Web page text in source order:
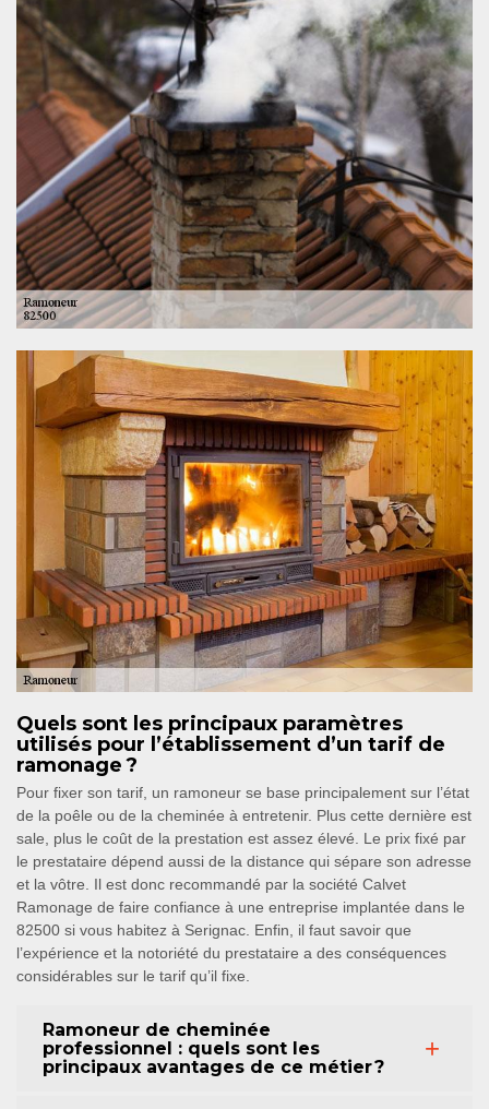
Quels sont les principaux paramètres
utilisés pour l’établissement d’un tarif de
ramonage ?
Pour fixer son tarif, un ramoneur se base principalement sur l’état
de la poêle ou de la cheminée à entretenir. Plus cette dernière est
sale, plus le coût de la prestation est assez élevé. Le prix fixé par
le prestataire dépend aussi de la distance qui sépare son adresse
et la vôtre. Il est donc recommandé par la société Calvet
Ramonage de faire confiance à une entreprise implantée dans le
82500 si vous habitez à Serignac. Enfin, il faut savoir que
l’expérience et la notoriété du prestataire a des conséquences
considérables sur le tarif qu’il fixe.
Ramoneur de cheminée
professionnel : quels sont les
principaux avantages de ce métier ?